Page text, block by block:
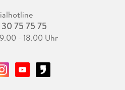
75 75 75
- 18.00 Uhr